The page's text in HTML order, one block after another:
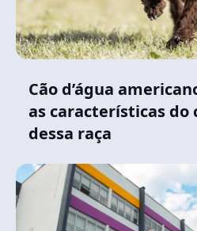
Cão d’água
as características do
dessa raça